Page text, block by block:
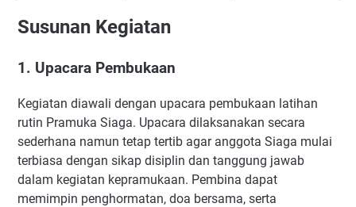
Susunan Kegiatan
1. Upacara Pembukaan
Kegiatan diawali dengan upacara pembukaan latihan
rutin Pramuka Siaga. Upacara dilaksanakan secara
sederhana namun tetap tertib agar anggota Siaga mulai
terbiasa dengan sikap disiplin dan tanggung jawab
dalam kegiatan kepramukaan. Pembina dapat
memimpin penghormatan, doa bersama, serta